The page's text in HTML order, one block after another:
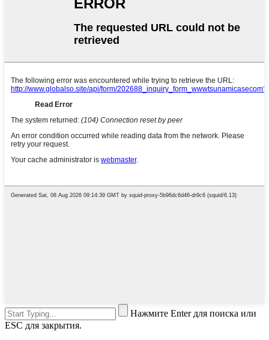
Нажмите Enter для поиска или
ESC для закрытия.